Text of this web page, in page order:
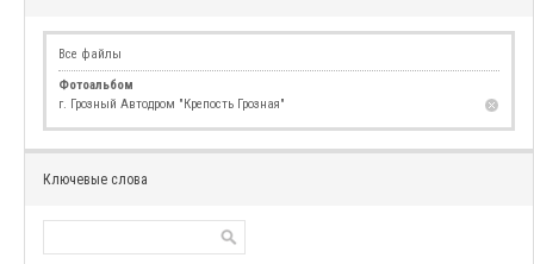
Все файлы
Фотоальбом
г. Грозный Автодром "Крепость Грозная"
Ключевые слова